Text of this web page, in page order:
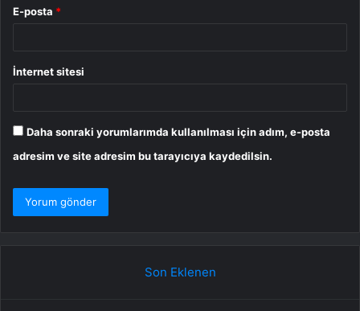
E-posta *
İnternet sitesi
Daha sonraki yorumlarımda kullanılması için adım, e-posta
adresim ve site adresim bu tarayıcıya kaydedilsin.
Son Eklenen